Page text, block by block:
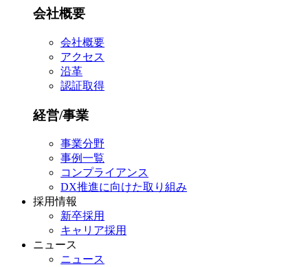
会社概要
会社概要
アクセス
沿革
認証取得
経営/事業
事業分野
事例一覧
コンプライアンス
DX推進に向けた取り組み
採用情報
新卒採用
キャリア採用
ニュース
ニュース